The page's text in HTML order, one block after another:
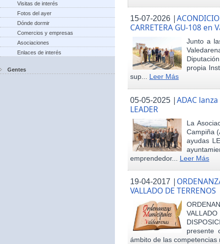
Visitas de interés
Fotos del ayer
Dónde dormir
Comercios y empresas
Asociaciones
Enlaces de interés
Gentes
15-07-2026 |
CARRETERA GU-108 en
Junto a
propia
sup... Leer Más
05-05-2025 |ADAC
LEADER
La
Campiña
ayudas
emprendedor... Leer Más
19-04-2017 |
VALLADO DE TERRENOS
presente
ámbito de las